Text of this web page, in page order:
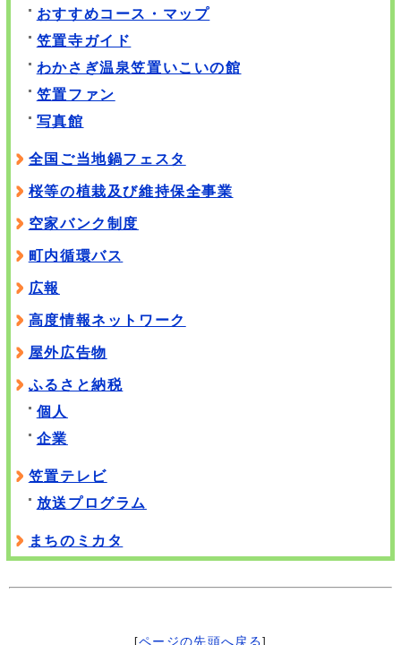
おすすめコース・マップ
笠置寺ガイド
わかさぎ温泉笠置いこいの館
笠置ファン
写真館
全国ご当地鍋フェスタ
桜等の植栽及び維持保全事業
空家バンク制度
町内循環バス
広報
高度情報ネットワーク
屋外広告物
ふるさと納税
個人
企業
笠置テレビ
放送プログラム
まちのミカタ
[ページの先頭へ戻る]